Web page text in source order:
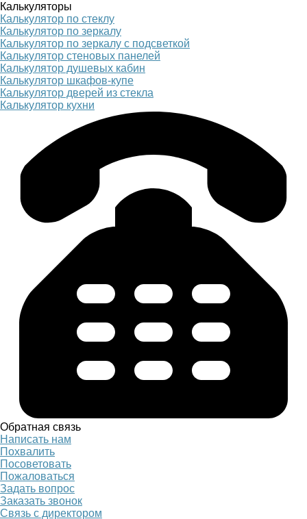
Калькуляторы
Калькулятор по стеклу
Калькулятор по зеркалу
Калькулятор по зеркалу с подсветкой
Калькулятор стеновых панелей
Калькулятор душевых кабин
Калькулятор шкафов-купе
Калькулятор дверей из стекла
Калькулятор кухни
Обратная связь
Написать нам
Похвалить
Посоветовать
Пожаловаться
Задать вопрос
Заказать звонок
Связь с директором